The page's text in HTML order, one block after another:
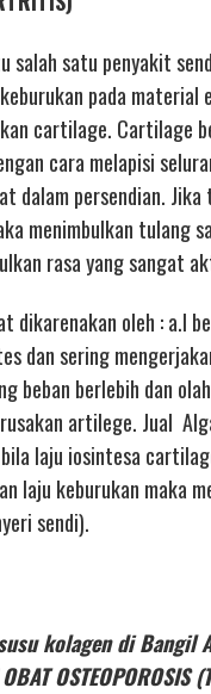
salah satu penyakit
pada material
cartilage. Cartilage
cara melapisi
dalam persendian. Jika
menimbulkan tulang
rasa yang sangat
dikarenakan oleh : a.l
dan sering
beban berlebih dan
artilege. Jual
laju iosintesa
laju keburukan maka
sendi).
kolagen di Bangil
OSTEOPOROSIS